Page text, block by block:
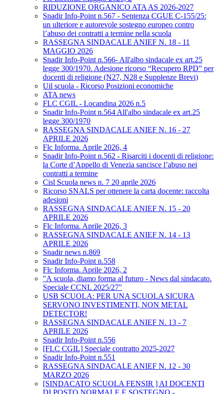
RIDUZIONE ORGANICO ATA AS 2026-2027
Snadir Info-Point n.567 - Sentenza CGUE C‑155/25:
un ulteriore e autorevole sostegno europeo contro
l’abuso dei contratti a termine nella scuola
RASSEGNA SINDACALE ANIEF N. 18 - 11
MAGGIO 2026
Snadir Info-Point n.566- All'albo sindacale ex art.25
legge 300/1970. Adesione ricorso “Recupero RPD” per
docenti di religione (N27, N28 e Supplenze Brevi)
Uil scuola - Ricorso Posizioni economiche
ATA news
FLC CGIL - Locandina 2026 n.5
Snadir Info-Point n.564 All'albo sindacale ex art.25
legge 300/1970
RASSEGNA SINDACALE ANIEF N. 16 - 27
APRILE 2026
Flc Informa. Aprile 2026, 4
Snadir Info-Point n.562 - Risarciti i docenti di religione:
la Corte d’Appello di Venezia sancisce l’abuso nei
contratti a termine
Cisl Scuola news n. 7 20 aprile 2026
Ricorso SNALS per ottenere la carta docente: raccolta
adesioni
RASSEGNA SINDACALE ANIEF N. 15 - 20
APRILE 2026
Flc Informa. Aprile 2026, 3
RASSEGNA SINDACALE ANIEF N. 14 - 13
APRILE 2026
Snadir news n.869
Snadir Info-Point n.558
Flc Informa. Aprile 2026, 2
"A scuola, diamo forma al futuro - News dal sindacato.
Speciale CCNL 2025/27"
USB SCUOLA: PER UNA SCUOLA SICURA
SERVONO INVESTIMENTI, NON METAL
DETECTOR!
RASSEGNA SINDACALE ANIEF N. 13 - 7
APRILE 2026
Snadir Info-Point n.556
[FLC CGIL] Speciale contratto 2025-2027
Snadir Info-Point n.551
RASSEGNA SINDACALE ANIEF N. 12 - 30
MARZO 2026
[SINDACATO SCUOLA FENSIR ] AI DOCENTI